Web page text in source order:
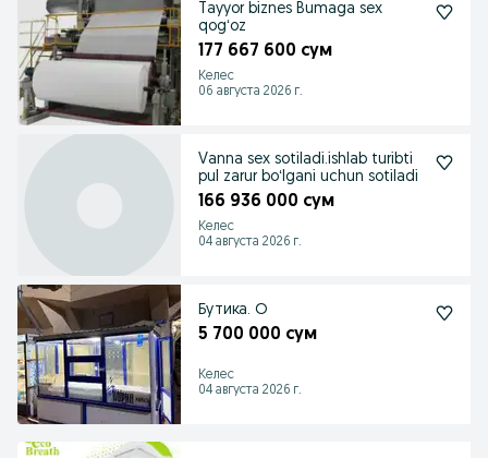
Tayyor biznes Bumaga sex
qogʻoz
177 667 600 сум
Келес
06 августа 2026 г.
Vanna sex sotiladi.ishlab turibti
pul zarur boʻlgani uchun sotiladi
166 936 000 сум
Келес
04 августа 2026 г.
Бутика. О
5 700 000 сум
Келес
04 августа 2026 г.